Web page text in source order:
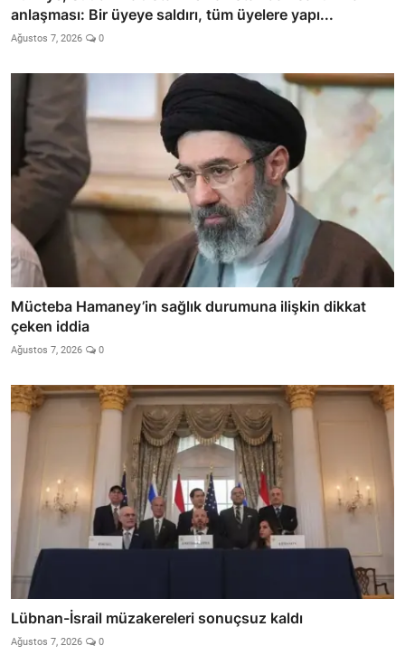
anlaşması: Bir üyeye saldırı, tüm üyelere yapı...
Ağustos 7, 2026 0
Mücteba Hamaney’in sağlık durumuna ilişkin dikkat
çeken iddia
Ağustos 7, 2026 0
Lübnan-İsrail müzakereleri sonuçsuz kaldı
Ağustos 7, 2026 0